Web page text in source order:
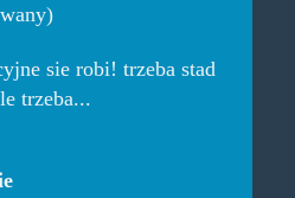
sie robi! trzeba stad
trzeba...